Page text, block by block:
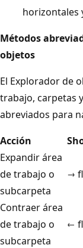
horizontales
Métodos
objetos
El Explorador de
trabajo, carpetas
abreviados para
Acción
Expandir área
de trabajo o
subcarpeta
→
Contraer área
de trabajo o
subcarpeta
←